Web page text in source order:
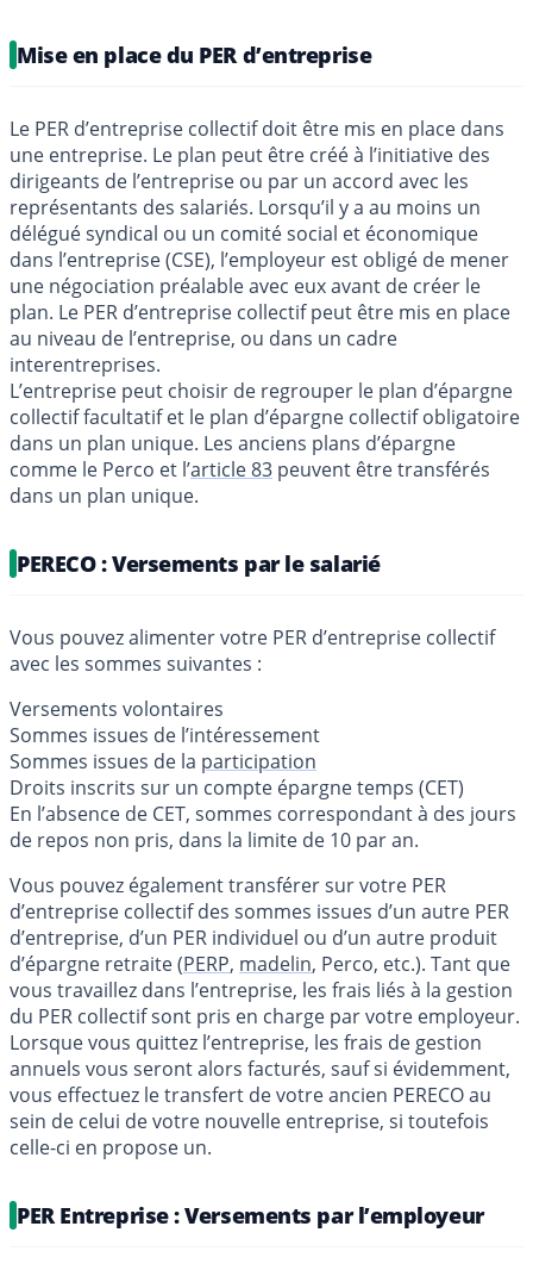
Mise en place du PER d’entreprise
Le PER d’entreprise collectif doit être mis en place dans
une entreprise. Le plan peut être créé à l’initiative des
dirigeants de l’entreprise ou par un accord avec les
représentants des salariés. Lorsqu’il y a au moins un
délégué syndical ou un comité social et économique
dans l’entreprise (CSE), l’employeur est obligé de mener
une négociation préalable avec eux avant de créer le
plan. Le PER d’entreprise collectif peut être mis en place
au niveau de l’entreprise, ou dans un cadre
interentreprises.
L’entreprise peut choisir de regrouper le plan d’épargne
collectif facultatif et le plan d’épargne collectif obligatoire
dans un plan unique. Les anciens plans d’épargne
comme le Perco et l’article 83 peuvent être transférés
dans un plan unique.
PERECO : Versements par le salarié
Vous pouvez alimenter votre PER d’entreprise collectif
avec les sommes suivantes :
Versements volontaires
Sommes issues de l’intéressement
Sommes issues de la participation
Droits inscrits sur un compte épargne temps (CET)
En l’absence de CET, sommes correspondant à des jours
de repos non pris, dans la limite de 10 par an.
Vous pouvez également transférer sur votre PER
d’entreprise collectif des sommes issues d’un autre PER
d’entreprise, d’un PER individuel ou d’un autre produit
d’épargne retraite (PERP, madelin, Perco, etc.). Tant que
vous travaillez dans l’entreprise, les frais liés à la gestion
du PER collectif sont pris en charge par votre employeur.
Lorsque vous quittez l’entreprise, les frais de gestion
annuels vous seront alors facturés, sauf si évidemment,
vous effectuez le transfert de votre ancien PERECO au
sein de celui de votre nouvelle entreprise, si toutefois
celle-ci en propose un.
PER Entreprise : Versements par l’employeur